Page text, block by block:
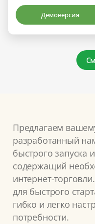
Демоверсия
Предлагаем
разработанный
быстрого запуска
содержащий
интернет-
для быстрого
гибко и легко
потребности.